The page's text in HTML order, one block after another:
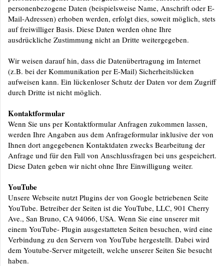
personenbezogene Daten (beispielsweise Name, Anschrift oder E-
Mail-Adressen) erhoben werden, erfolgt dies, soweit möglich, stets
auf freiwilliger Basis. Diese Daten werden ohne Ihre
ausdrückliche Zustimmung nicht an Dritte weitergegeben.
Wir weisen darauf hin, dass die Datenübertragung im Internet
(z.B. bei der Kommunikation per E-Mail) Sicherheitslücken
aufweisen kann. Ein lückenloser Schutz der Daten vor dem Zugriff
durch Dritte ist nicht möglich.
Kontaktformular
Wenn Sie uns per Kontaktformular Anfragen zukommen lassen,
werden Ihre Angaben aus dem Anfrageformular inklusive der von
Ihnen dort angegebenen Kontaktdaten zwecks Bearbeitung der
Anfrage und für den Fall von Anschlussfragen bei uns gespeichert.
Diese Daten geben wir nicht ohne Ihre Einwilligung weiter.
YouTube
Unsere Webseite nutzt Plugins der von Google betriebenen Seite
YouTube. Betreiber der Seiten ist die YouTube, LLC, 901 Cherry
Ave., San Bruno, CA 94066, USA. Wenn Sie eine unserer mit
einem YouTube- Plugin ausgestatteten Seiten besuchen, wird eine
Verbindung zu den Servern von YouTube hergestellt. Dabei wird
dem Youtube-Server mitgeteilt, welche unserer Seiten Sie besucht
haben.